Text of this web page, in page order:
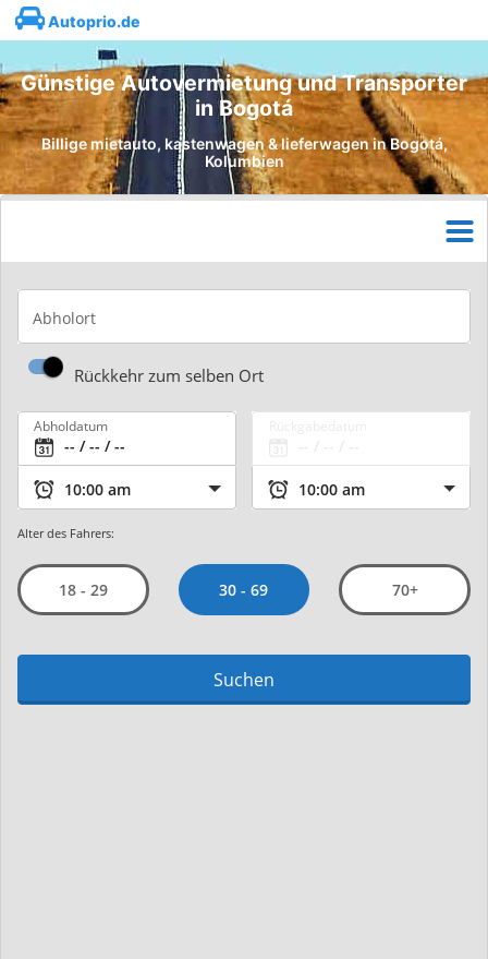
Autoprio.de
Günstige Autovermietung und Transporter
in Bogotá
Billige mietauto, kastenwagen & lieferwagen in Bogotá,
Kolumbien
Abholort
Rückkehr zum selben Ort
Abholdatum
Alter des Fahrers:
18 - 29 30 - 69 70+
Suchen